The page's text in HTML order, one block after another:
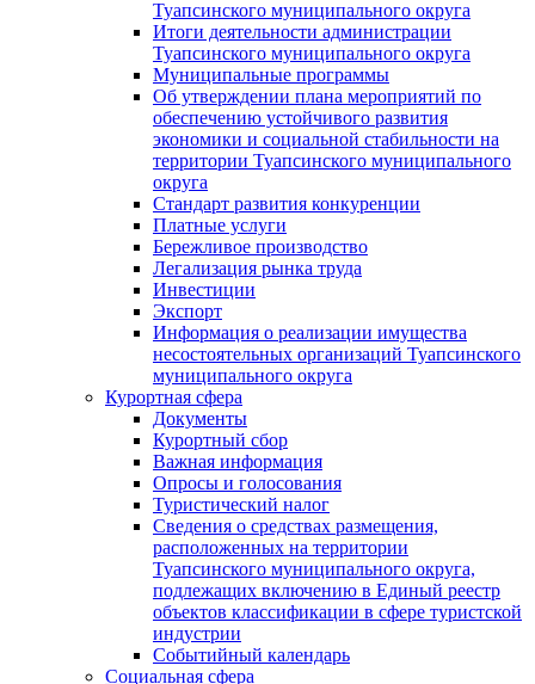
Туапсинского муниципального округа
Итоги деятельности администрации
Туапсинского муниципального округа
Муниципальные программы
Об утверждении плана мероприятий по
обеспечению устойчивого развития
экономики и социальной стабильности на
территории Туапсинского муниципального
округа
Стандарт развития конкуренции
Платные услуги
Бережливое производство
Легализация рынка труда
Инвестиции
Экспорт
Информация о реализации имущества
несостоятельных организаций Туапсинского
муниципального округа
Курортная сфера
Документы
Курортный сбор
Важная информация
Опросы и голосования
Туристический налог
Сведения о средствах размещения,
расположенных на территории
Туапсинского муниципального округа,
подлежащих включению в Единый реестр
объектов классификации в сфере туристской
индустрии
Событийный календарь
Социальная сфера